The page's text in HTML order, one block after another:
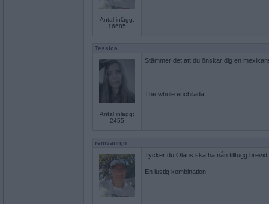
Antal inlägg:
16685
Tessica
Antal inlägg:
2455
Stämmer det att du önskar dig en
The whole enchilada
remvanrijn
Tycker du Olaus ska ha nån tilltugg
En lustig kombination